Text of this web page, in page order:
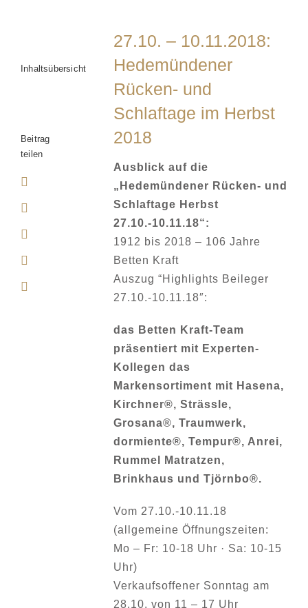
Inhaltsübersicht
Beitrag
teilen
27.10. – 10.11.2018:
Hedemündener
Rücken- und
Schlaftage im Herbst
2018
Ausblick auf die
„Hedemündener Rücken- und
Schlaftage Herbst
27.10.-10.11.18“:
1912 bis 2018 – 106 Jahre
Betten Kraft
Auszug “Highlights Beileger
27.10.-10.11.18″:
das Betten Kraft-Team
präsentiert mit Experten-
Kollegen das
Markensortiment mit Hasena,
Kirchner®, Strässle,
Grosana®, Traumwerk,
dormiente®, Tempur®, Anrei,
Rummel Matratzen,
Brinkhaus und Tjörnbo®.
Vom 27.10.-10.11.18
(allgemeine Öffnungszeiten:
Mo – Fr: 10-18 Uhr · Sa: 10-15
Uhr)
Verkaufsoffener Sonntag am
28.10. von 11 – 17 Uhr